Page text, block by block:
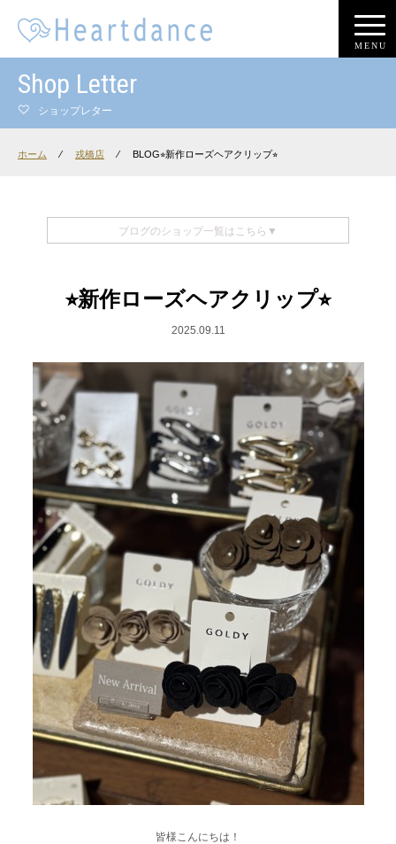
MENU
Shop Letter
ショップレター
ホーム ⁄ 戎橋店 ⁄ BLOG⭐︎新作ローズヘアクリップ⭐︎
ブログのショップ一覧はこちら▼
⭐︎新作ローズヘアクリップ⭐︎
2025.09.11
皆様こんにちは！